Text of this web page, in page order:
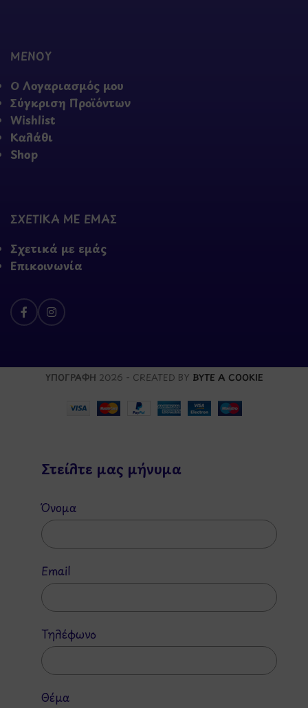
ΜΕΝΟΥ
Ο Λογαριασμός μου
Σύγκριση Προϊόντων
Wishlist
Καλάθι
Shop
ΣΧΕΤΙΚΑ ΜΕ ΕΜΑΣ
Σχετικά με εμάς
Επικοινωνία
ΥΠΟΓΡΑΦΗ 2026 - CREATED BY BYTE A COOKIE
Στείλτε μας μήνυμα
Όνομα
Email
Τηλέφωνο
Θέμα